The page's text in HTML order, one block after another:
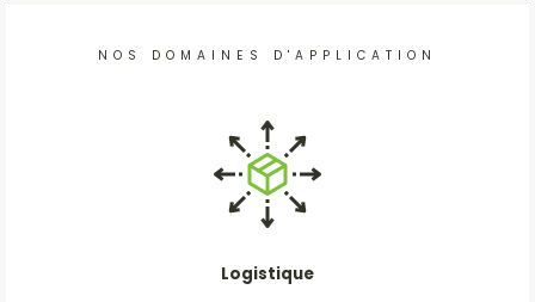
NOS DOMAINES D'APPLICATION
Logistique